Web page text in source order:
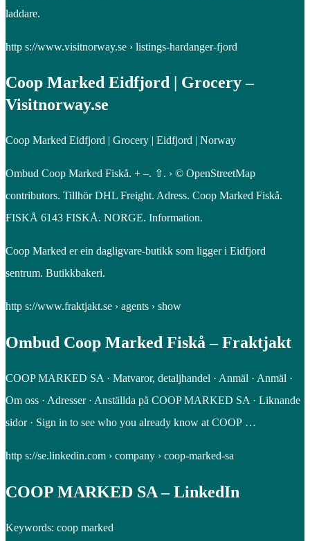
laddare.
http s://www.visitnorway.se › listings-hardanger-fjord
Coop Marked Eidfjord | Grocery –
Visitnorway.se
Coop Marked Eidfjord | Grocery | Eidfjord | Norway
Ombud Coop Marked Fiskå. + –. ⇧. › © OpenStreetMap
contributors. Tillhör DHL Freight. Adress. Coop Marked Fiskå.
FISKÅ 6143 FISKÅ. NORGE. Information.
Coop Marked er ein dagligvare-butikk som ligger i Eidfjord
sentrum. Butikkbakeri.
http s://www.fraktjakt.se › agents › show
Ombud Coop Marked Fiskå – Fraktjakt
COOP MARKED SA · Matvaror, detaljhandel · Anmäl · Anmäl ·
Om oss · Adresser · Anställda på COOP MARKED SA · Liknande
sidor · Sign in to see who you already know at COOP …
http s://se.linkedin.com › company › coop-marked-sa
COOP MARKED SA – LinkedIn
Keywords: coop marked